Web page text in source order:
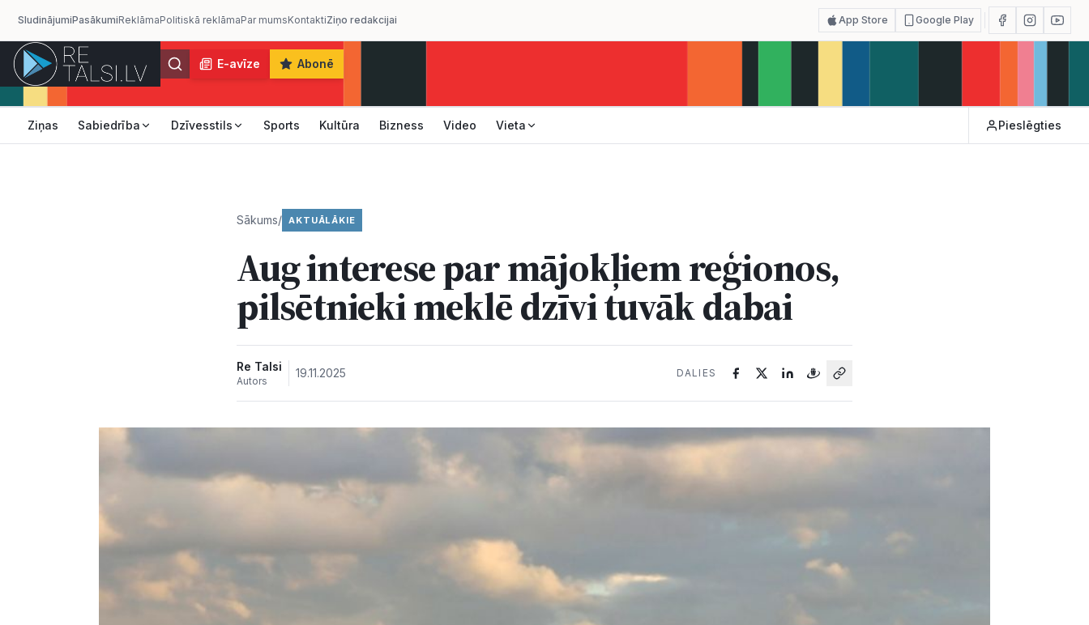
SludinājumiPasākumiReklāmaPolitiskā reklāmaPar mumsKontaktiZiņo redakcijai App Store Google Play
E-avīze Abonē
Ziņas Sabiedrība Dzīvesstils Sports Kultūra Bizness Video Vieta Pieslēgties
Sākums/ AKTUĀLĀKIE
Aug interese par mājokļiem reģionos,
pilsētnieki meklē dzīvi tuvāk dabai
Re Talsi
Autors
19.11.2025 DALIES